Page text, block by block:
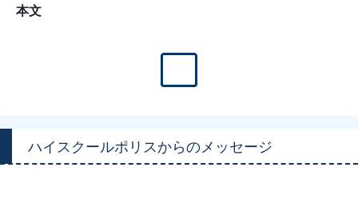
本文
ハイスクールポリスからのメッセージ